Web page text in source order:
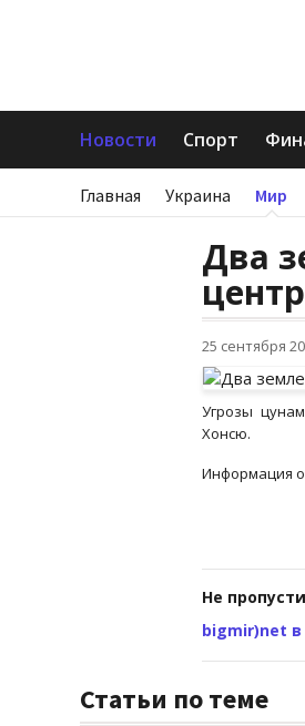
Новости Спорт
Главная Украина Мир
Два
25 сентября
Угрозы
Хонсю.
Информация о
Не
bigmir)net
Статьи по теме